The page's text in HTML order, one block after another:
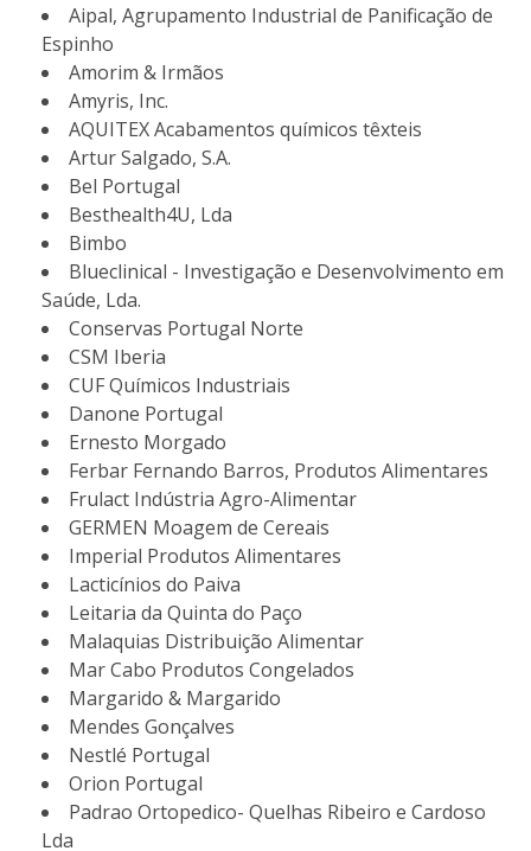
Aipal, Agrupamento Industrial de Panificação de
Espinho
Amorim & Irmãos
Amyris, Inc.
AQUITEX Acabamentos químicos têxteis
Artur Salgado, S.A.
Bel Portugal
Besthealth4U, Lda
Bimbo
Blueclinical - Investigação e Desenvolvimento em
Saúde, Lda.
Conservas Portugal Norte
CSM Iberia
CUF Químicos Industriais
Danone Portugal
Ernesto Morgado
Ferbar Fernando Barros, Produtos Alimentares
Frulact Indústria Agro-Alimentar
GERMEN Moagem de Cereais
Imperial Produtos Alimentares
Lacticínios do Paiva
Leitaria da Quinta do Paço
Malaquias Distribuição Alimentar
Mar Cabo Produtos Congelados
Margarido & Margarido
Mendes Gonçalves
Nestlé Portugal
Orion Portugal
Padrao Ortopedico- Quelhas Ribeiro e Cardoso
Lda